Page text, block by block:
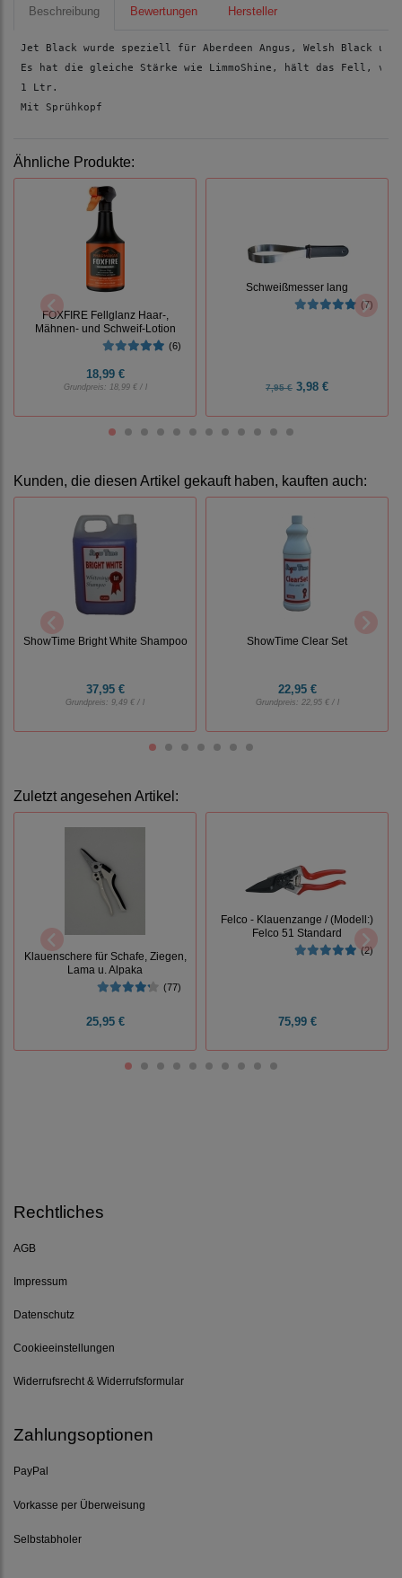
Beschreibung Bewertungen Hersteller
Jet Black wurde speziell für Aberdeen Angus, Welsh Black
Es hat die gleiche Stärke wie LimmoShine, hält das Fell,
1 Ltr.
Mit Sprühkopf
Ähnliche Produkte:
FOXFIRE Fellglanz Haar-,
Mähnen- und Schweif-Lotion
(6)
18,99 €
Grundpreis: 18,99 € / l
Schweißmesser lang
(7)
7,95 € 3,98 €
Kunden, die diesen Artikel gekauft haben, kauften auch:
ShowTime Bright White Shampoo
37,95 €
Grundpreis: 9,49 € / l
ShowTime Clear Set
22,95 €
Grundpreis: 22,95 € / l
Zuletzt angesehen Artikel:
Klauenschere für Schafe, Ziegen,
Lama u. Alpaka
(77)
25,95 €
Felco - Klauenzange / (Modell:)
Felco 51 Standard
(2)
75,99 €
Rechtliches
AGB
Impressum
Datenschutz
Cookieeinstellungen
Widerrufsrecht & Widerrufsformular
Zahlungsoptionen
PayPal
Vorkasse per Überweisung
Selbstabholer